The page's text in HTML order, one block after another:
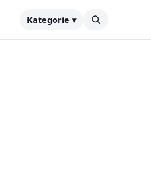
Kategorie ▾